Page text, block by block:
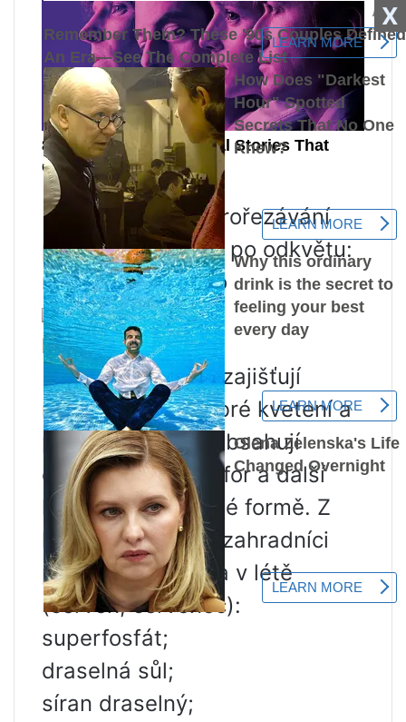
X
Přečtěte si více Prořezávání
phloxů na podzim po odkvětu:
načasování, video
Minerální hnojiva
Minerální hnojiva zajišťují
normální růst, dobré kvetení a
posilují imunitu. Obsahují
dusík, draslík, fosfor a další
látky ve stravitelné formě. Z
klasických hnojiv zahradníci
používají na jaře a v létě
(červen, červenec):
superfosfát;
draselná sůl;
síran draselný;